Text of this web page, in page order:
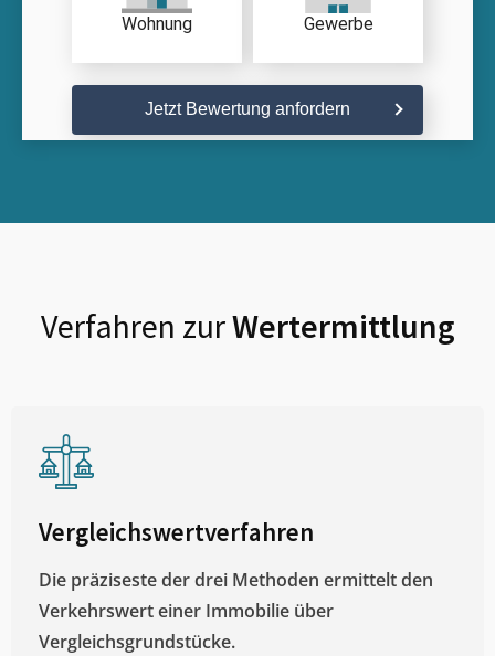
Wohnung Gewerbe
Jetzt Bewertung anfordern
Verfahren zurWertermittlung
Vergleichswertverfahren
Die präziseste der drei Methoden ermittelt den
Verkehrswert einer Immobilie über
Vergleichsgrundstücke.